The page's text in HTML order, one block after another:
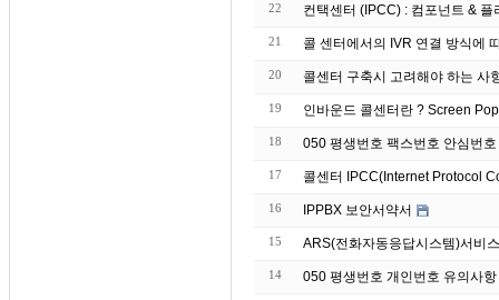
22 컨택센터 (IPCC) : 컴포넌트 &
21 콜 센터에서의 IVR 연결 방식에
20 콜센터 구축시 고려해야 하는 사
19 인바운드 콜센터
18 050 평생번호 팩스번호 안심번호
17 콜센터 IPCC(Internet Protocol
16 IPPBX 보안서약서
15 ARS(전화자동응답시스템)서비
14 050 평생번호 개인번호 유의사항